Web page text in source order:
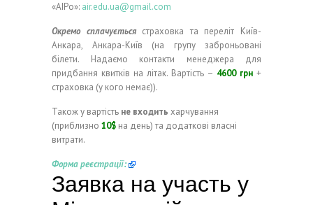
«АІРо»: air.edu.ua@gmail.com
Окремо сплачуєтьсястраховка та переліт Київ-
Анкара, Анкара-Київ (на групу заброньовані
білети. Надаємо контакти менеджера для
придбання квитків на літак. Вартість – 4600 грн +
страховка (у кого немає)).
Також у вартість не входить харчування
(приблизно 10$ на день) та додаткові власні
витрати.
Форма реєстрації: